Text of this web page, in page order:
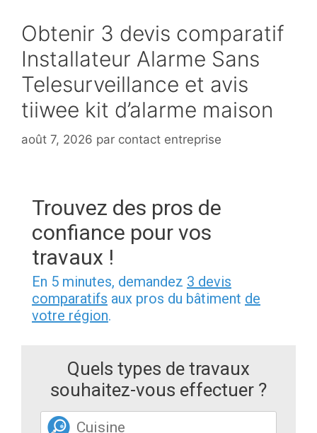
Obtenir 3 devis comparatif
Installateur Alarme Sans
Telesurveillance et avis
tiiwee kit d’alarme maison
août 7, 2026 par contact entreprise
Trouvez des pros de
confiance pour vos
travaux !
En 5 minutes, demandez 3 devis
comparatifs aux pros du bâtiment de
votre région.
Quels types de travaux
souhaitez-vous effectuer ?